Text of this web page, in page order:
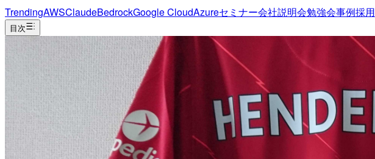
TrendingAWSClaudeBedrockGoogle CloudAzureセミナー会社説明会勉強会事例採用
目次